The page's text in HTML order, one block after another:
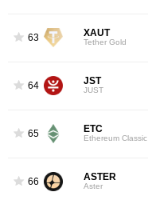
63 XAUT
Tether Gold
64 JST
JUST
65 ETC
Ethereum Classic
66 ASTER
Aster